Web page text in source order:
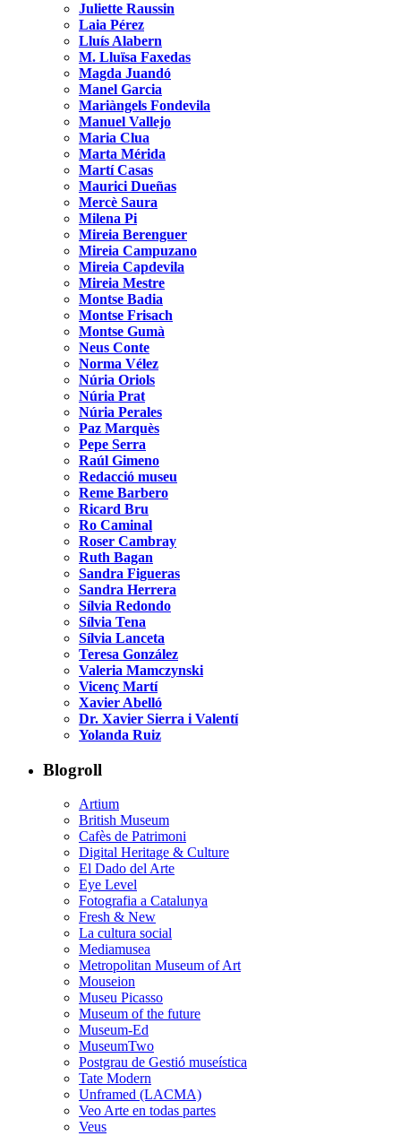
Juliette Raussin
Laia Pérez
Lluís Alabern
M. Lluïsa Faxedas
Magda Juandó
Manel Garcia
Mariàngels Fondevila
Manuel Vallejo
Maria Clua
Marta Mérida
Martí Casas
Maurici Dueñas
Mercè Saura
Milena Pi
Mireia Berenguer
Mireia Campuzano
Mireia Capdevila
Mireia Mestre
Montse Badia
Montse Frisach
Montse Gumà
Neus Conte
Norma Vélez
Núria Oriols
Núria Prat
Núria Perales
Paz Marquès
Pepe Serra
Raúl Gimeno
Redacció museu
Reme Barbero
Ricard Bru
Ro Caminal
Roser Cambray
Ruth Bagan
Sandra Figueras
Sandra Herrera
Sílvia Redondo
Sílvia Tena
Sílvia Lanceta
Teresa González
Valeria Mamczynski
Vicenç Martí
Xavier Abelló
Dr. Xavier Sierra i Valentí
Yolanda Ruiz
Blogroll
Artium
British Museum
Cafès de Patrimoni
Digital Heritage & Culture
El Dado del Arte
Eye Level
Fotografia a Catalunya
Fresh & New
La cultura social
Mediamusea
Metropolitan Museum of Art
Mouseion
Museu Picasso
Museum of the future
Museum-Ed
MuseumTwo
Postgrau de Gestió museística
Tate Modern
Unframed (LACMA)
Veo Arte en todas partes
Veus